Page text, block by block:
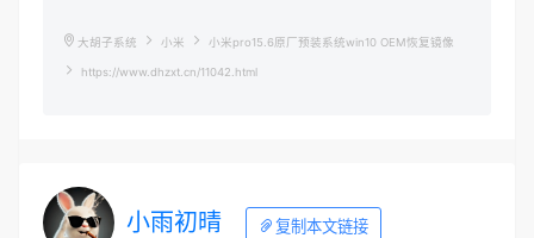
大胡子系统 小米 小米pro15.6原厂预装系统win10 OEM恢复镜像
https://www.dhzxt.cn/11042.html
小雨初晴 复制本文链接